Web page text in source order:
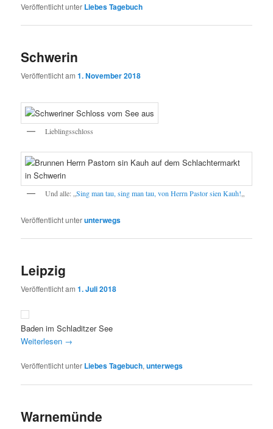
Veröffentlicht unter Liebes Tagebuch
Schwerin
Veröffentlicht am1. November 2018
Lieblingsschloss
Und alle: „Sing man tau, sing man tau, von Herrn Pastor sien Kauh!
Veröffentlicht unterunterwegs
Leipzig
Veröffentlicht am1. Juli 2018
Baden im Schladitzer See
Weiterlesen →
Veröffentlicht unter Liebes Tagebuch,unterwegs
Warnemünde